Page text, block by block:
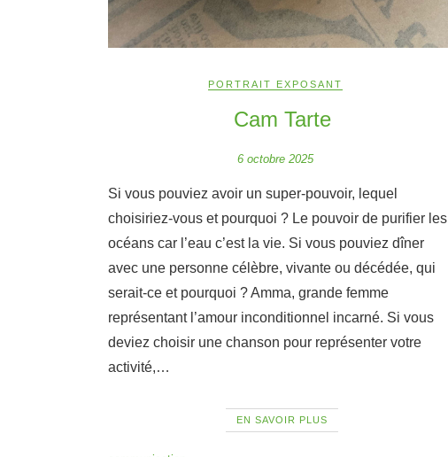
PORTRAIT EXPOSANT
Cam Tarte
6 octobre 2025
Si vous pouviez avoir un super-pouvoir, lequel
choisiriez-vous et pourquoi ? Le pouvoir de purifier les
océans car l’eau c’est la vie. Si vous pouviez dîner
avec une personne célèbre, vivante ou décédée, qui
serait-ce et pourquoi ? Amma, grande femme
représentant l’amour inconditionnel incarné. Si vous
deviez choisir une chanson pour représenter votre
activité,…
EN SAVOIR PLUS